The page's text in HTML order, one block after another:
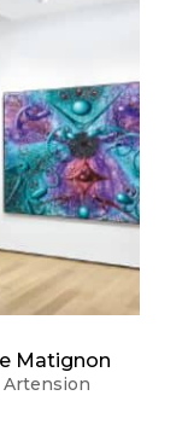
Matignon
Artension